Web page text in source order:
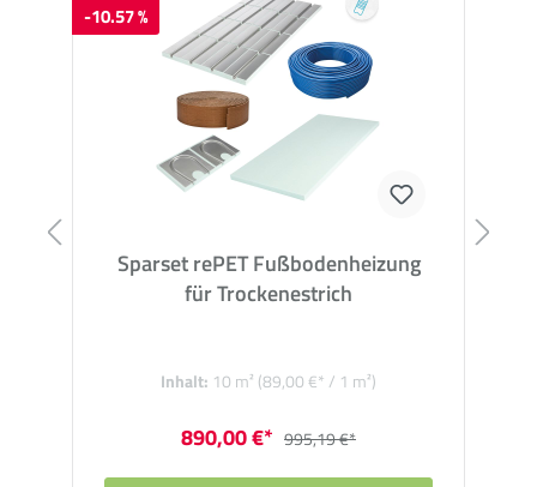
-10.57 %
Sparset rePET Fußbodenheizung
für Trockenestrich
Inhalt: 10 m² (89,00 €* / 1 m²)
890,00 €* 995,19 €*